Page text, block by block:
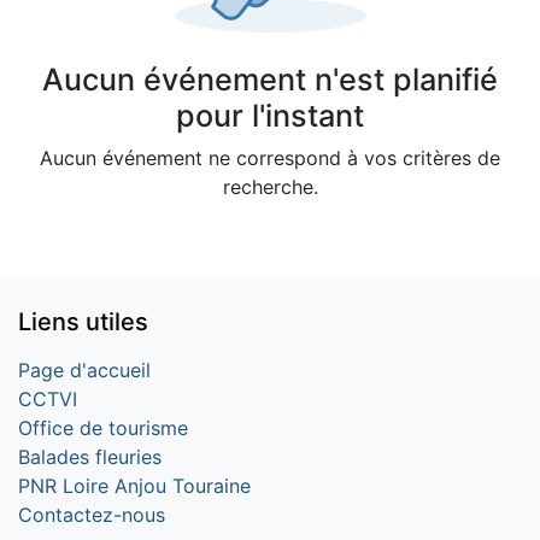
Aucun événement n'est planifié
pour l'instant
Aucun événement ne correspond à vos critères de
recherche.
Liens utiles
Page d'accueil
CCTVI
Office de tourisme
Balades fleuries
PNR Loire Anjou Touraine
Contactez-nous